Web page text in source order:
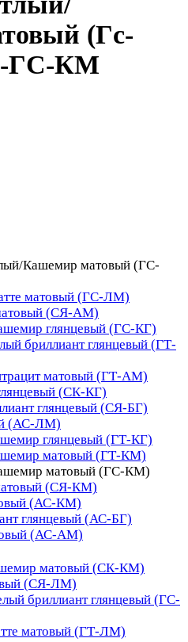
(Гс-
ГС-КМ
Кашемир матовый (ГС-
матовый (ГС-ЛМ)
(СЯ-АМ)
глянцевый (ГС-КГ)
бриллиант глянцевый (ГТ-
матовый (ГТ-АМ)
(СК-КГ)
глянцевый (СЯ-БГ)
(АС-ЛМ)
глянцевый (ГТ-КГ)
матовый (ГТ-КМ)
матовый (ГС-КМ)
(СЯ-КМ)
(АС-КМ)
глянцевый (АС-БГ)
(АС-АМ)
матовый (СК-КМ)
(СЯ-ЛМ)
бриллиант глянцевый (ГС-
матовый (ГТ-ЛМ)